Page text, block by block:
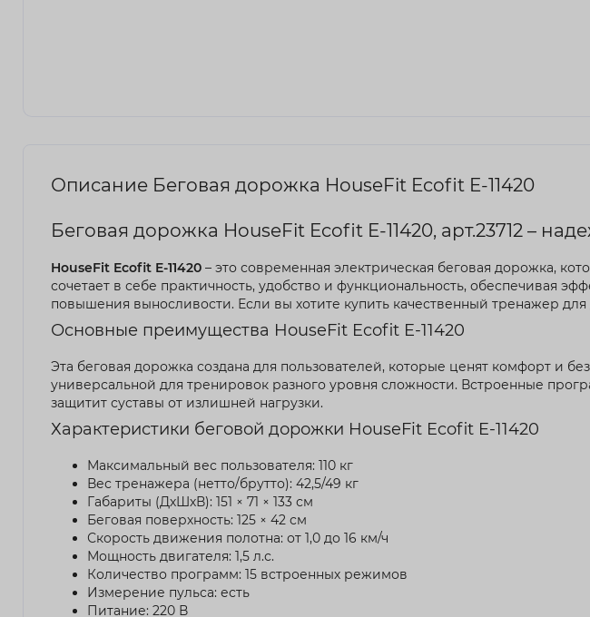
Описание Беговая дорожка HouseFit Ecofit E-11420
Беговая дорожка HouseFit Ecofit E-11420, арт.23712 –
HouseFit Ecofit E-11420 – это современная электрическая беговая дорожка,
сочетает в себе практичность, удобство и функциональность, обеспечивая
повышения выносливости. Если вы хотите купить качественный тренажер
Основные преимущества HouseFit Ecofit E-11420
Эта беговая дорожка создана для пользователей, которые ценят комфорт и
универсальной для тренировок разного уровня сложности. Встроенные
защитит суставы от излишней нагрузки.
Характеристики беговой дорожки HouseFit Ecofit E-11420
Максимальный вес пользователя: 110 кг
Вес тренажера (нетто/брутто): 42,5/49 кг
Габариты (ДхШхВ): 151 × 71 × 133 см
Беговая поверхность: 125 × 42 см
Скорость движения полотна: от 1,0 до 16 км/ч
Мощность двигателя: 1,5 л.с.
Количество программ: 15 встроенных режимов
Измерение пульса: есть
Питание: 220 В